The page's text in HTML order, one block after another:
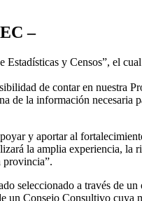
–
y Censos”, el
de contar en nuestra
la información necesaria
y aportar al
la amplia experiencia, la
provincia”.
seleccionado a través de
un Consejo Consultivo cuya